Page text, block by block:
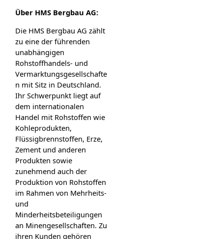
Über HMS Bergbau AG:
Die HMS Bergbau AG zählt
zu eine der führenden
unabhängigen
Rohstoffhandels- und
Vermarktungsgesellschafte
n mit Sitz in Deutschland.
Ihr Schwerpunkt liegt auf
dem internationalen
Handel mit Rohstoffen wie
Kohleprodukten,
Flüssigbrennstoffen, Erze,
Zement und anderen
Produkten sowie
zunehmend auch der
Produktion von Rohstoffen
im Rahmen von Mehrheits-
und
Minderheitsbeteiligungen
an Minengesellschaften. Zu
ihren Kunden gehören